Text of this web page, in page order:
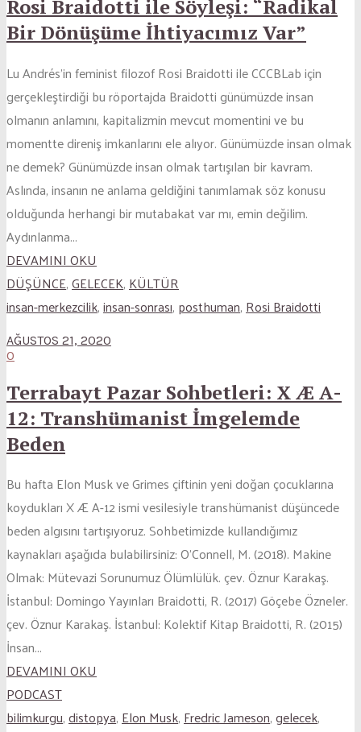
Rosi Braidotti ile Söyleşi: “Radikal
Bir Dönüşüme İhtiyacımız Var”
Lu Andrés’in feminist filozof Rosi Braidotti ile CCCBLab için
gerçekleştirdiği bu röportajda Braidotti günümüzde insan
olmanın anlamını, kapitalizmin mevcut momentini ve bu
momentte direniş imkanlarını ele alıyor. Günümüzde insan olmak
ne demek? Günümüzde insan olmak tartışılan bir kavram.
Aslında, insanın ne anlama geldiğini tanımlamak söz konusu
olduğunda herhangi bir mutabakat var mı, emin değilim.
Aydınlanma...
DEVAMINI OKU
DÜŞÜNCE,GELECEK, KÜLTÜR
insan-merkezcilik,insan-sonrası, posthuman, Rosi Braidotti
AĞUSTOS 21, 2020
0
Terrabayt Pazar Sohbetleri: X Æ A-
12: Transhümanist İmgelemde
Beden
Bu hafta Elon Musk ve Grimes çiftinin yeni doğan çocuklarına
koydukları X Æ A-12 ismi vesilesiyle transhümanist düşüncede
beden algısını tartışıyoruz. Sohbetimizde kullandığımız
kaynakları aşağıda bulabilirsiniz: O’Connell, M. (2018). Makine
Olmak: Mütevazi Sorunumuz Ölümlülük. çev. Öznur Karakaş.
İstanbul: Domingo Yayınları Braidotti, R. (2017) Göçebe Özneler.
çev. Öznur Karakaş. İstanbul: Kolektif Kitap Braidotti, R. (2015)
İnsan...
DEVAMINI OKU
PODCAST
bilimkurgu,distopya,Elon Musk,Fredric Jameson,gelecek,